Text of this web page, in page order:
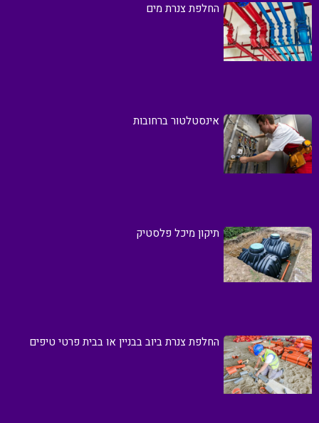
החלפת צנרת מים
אינסטלטור ברחובות
תיקון מיכל פלסטיק
החלפת צנרת ביוב בבניין או בבית פרטי טיפים